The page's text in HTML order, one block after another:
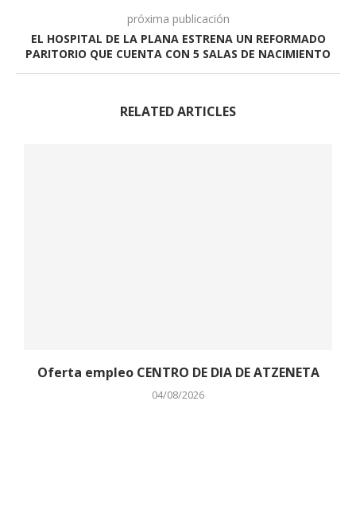
próxima publicación
EL HOSPITAL DE LA PLANA ESTRENA UN REFORMADO
PARITORIO QUE CUENTA CON 5 SALAS DE NACIMIENTO
RELATED ARTICLES
Oferta empleo CENTRO DE DIA DE ATZENETA
04/08/2026